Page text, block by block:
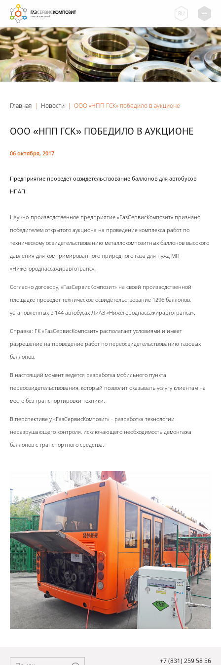
Главная | Новости | ООО «НПП ГСК» победило в аукционе
ООО «НПП ГСК» ПОБЕДИЛО В АУКЦИОНЕ
06 октября, 2017
Предприятие проведет освидетельствование баллонов для автобусов
НПАП
Научно-производственное предприятие «ГазСервисКомпозит» признано
победителем открытого аукциона на проведение комплекса работ по
техническому освидетельствованию металлокомпозитных баллонов высокого
давления для компримированного природного газа для нужд МП
«Нижегородпассажиравтотранс».
Согласно договору, «ГазСервисКомпозит» на своей производственной
площадке проведет техническое освидетельствование 1296 баллонов,
установленных в 144 автобусах ЛиАЗ «Нижегородпассажиравтотранса».
Справка: ГК «ГазСервисКомпозит» располагает условиями и имеет
разрешение на проведение работ по переосвидетельствованию газовых
баллонов.
В настоящий момент ведется разработка мобильного пункта
переосвидетельствования, который позволит оказывать услугу клиентам на
месте без транспортировки техники.
В перспективе у «ГазСервисКомпозит» - разработка технологии
неразрушающего контроля, исключающего необходимость демонтажа
баллонов с транспортного средства.
+7 (831) 259 58 56
RU